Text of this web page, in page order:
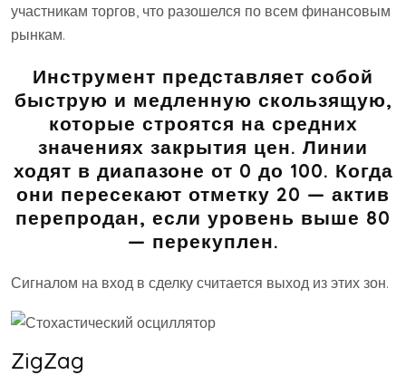
участникам торгов, что разошелся по всем финансовым
рынкам.
Инструмент представляет собой
быструю и медленную скользящую,
которые строятся на средних
значениях закрытия цен. Линии
ходят в диапазоне от 0 до 100. Когда
они пересекают отметку 20 — актив
перепродан, если уровень выше 80
— перекуплен.
Сигналом на вход в сделку считается выход из этих зон.
ZigZag